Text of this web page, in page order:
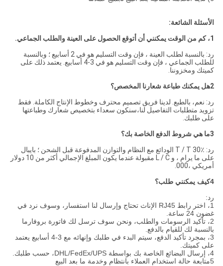
الأسئلة الشائعة:
1، كم من الوقت يمكنني أن أتوقع الحصول على العينة والطلب الجماعي.
رد: بالنسبة لطلب العينة ، فإن وقت التسليم هو في 2 أسابيع ؛ وبالنسبة
للطلب الجماعي ، فإن وقت التسليم هو في 3-4 أسابيع. يعتمد ذلك على
كميتك ومخزوننا.
2هل يمكنك طباعة شعارنا المخصص؟
رد: نعم، بالطبع. لدينا فريق تصميم محترف وخطوط الإنتاج الكاملة. فقط
تزويد متطلبات التفاصيل لنا،سنكون سعداء بتخصيص شعارك وطباعتها
على طلبك.
3ما هي شروط الدفع الخاصة بك؟
رد: T / T 30٪ الودائع مع النظام والتوازن المدفوعة قبل الشحن ؛ بايبال
على ما يرام ، و L / C مقبولة عندما يكون المبلغ الإجمالي أكثر من 10 دولار
أمريكي ،000.
4كيف يمكنني طلب؟
رد:
1، اختر رابط RJ45 الإناث تحتاج وإرسال لنا استفسار، وسوف نرد في
غضون 24 ساعة.
2، تأكيد الرسومات والطلب، ونحن سوف ترسل لك فاتورة بروفارما
بالنسبة لك للقيام بالدفع.
3، بمجرد تأكيد الدفع، سيتم البدء في طلبك وإنهائه مع 3-4 أسابيع يعتمد
على كميتك.
4، إرسال البضائع الخاصة بك بواسطة DHL/FedEx/UPS، حسب طلبك.
5متابعة حالة استخدام العملاء بانتظام وخدمة ما بعد البيع